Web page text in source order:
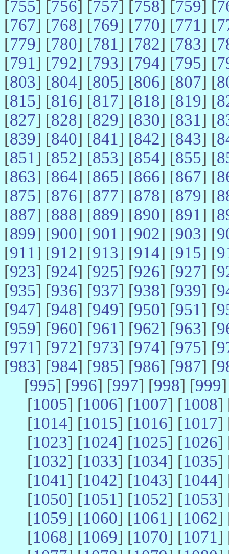
[755] [756] [757] [758] [759] [
[767] [768] [769] [770] [771] [
[779] [780] [781] [782] [783] [
[791] [792] [793] [794] [795] [
[803] [804] [805] [806] [807] [
[815] [816] [817] [818] [819] [
[827] [828] [829] [830] [831] [
[839] [840] [841] [842] [843] [
[851] [852] [853] [854] [855] [
[863] [864] [865] [866] [867] [
[875] [876] [877] [878] [879] [
[887] [888] [889] [890] [891] [
[899] [900] [901] [902] [903] [
[911] [912] [913] [914] [915] [
[923] [924] [925] [926] [927] [
[935] [936] [937] [938] [939] [
[947] [948] [949] [950] [951] [
[959] [960] [961] [962] [963] [
[971] [972] [973] [974] [975] [
[983] [984] [985] [986] [987] [
[995] [996] [997] [998] [999
[1005] [1006] [1007] [1008]
[1014] [1015] [1016] [1017]
[1023] [1024] [1025] [1026]
[1032] [1033] [1034] [1035]
[1041] [1042] [1043] [1044]
[1050] [1051] [1052] [1053]
[1059] [1060] [1061] [1062]
[1068] [1069] [1070] [1071]